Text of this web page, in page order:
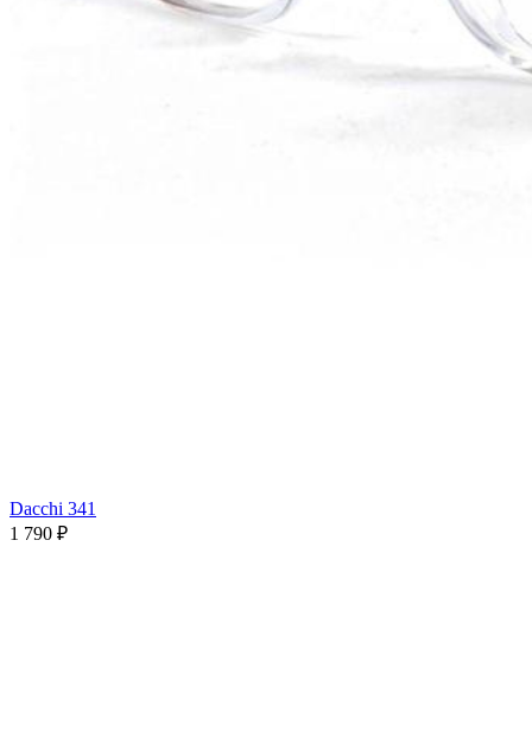
Dacchi 341
1 790 ₽